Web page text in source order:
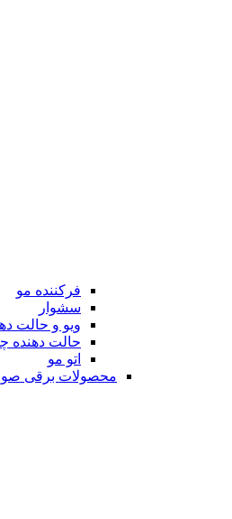
فرکننده مو
سشوار
ویو و حالت
حالت دهنده
اتو مو
محصولات برقی